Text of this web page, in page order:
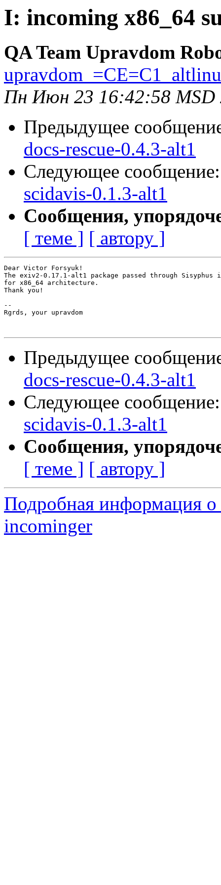
I: incoming x86_64
QA Team Upravdom
Пн Июн 23 16:42:58 MSD
Предыдущее
docs-rescue-0.4.3-alt1
Следующее
scidavis-0.1.3-alt1
Сообщения,
[ теме ] [ автору ]
Dear Victor Forsyuk!
The exiv2-0.17.1-alt1 package passed through Sisyphus
for x86_64 architecture.
Thank you!
--
Rgrds, your upravdom
Предыдущее
docs-rescue-0.4.3-alt1
Следующее
scidavis-0.1.3-alt1
Сообщения,
[ теме ] [ автору ]
Подробная информация о
incominger